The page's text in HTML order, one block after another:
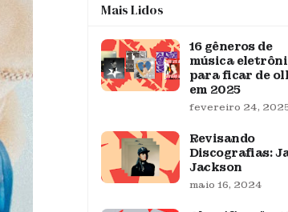
Mais Lidos
16 gêneros de
música
para ficar de
em 2025
fevereiro 24,
Revisando
Discografias:
Jackson
maio 16, 2024